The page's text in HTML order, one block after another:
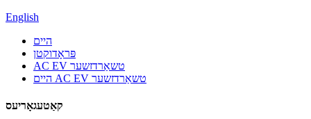
English
היים
פּראָדוקטן
AC EV טשאַרדזשער
היים AC EV טשאַרדזשער
קאַטעגאָריעס